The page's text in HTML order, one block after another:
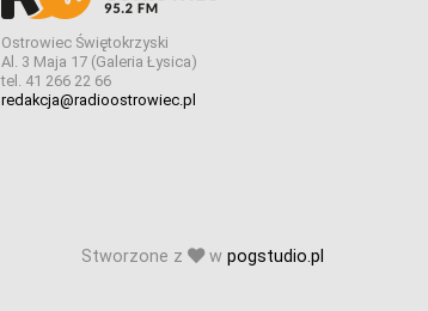
Ostrowiec Świętokrzyski
Al. 3 Maja 17 (Galeria Łysica)
tel. 41 266 22 66
redakcja@radioostrowiec.pl
Stworzone z w pogstudio.pl